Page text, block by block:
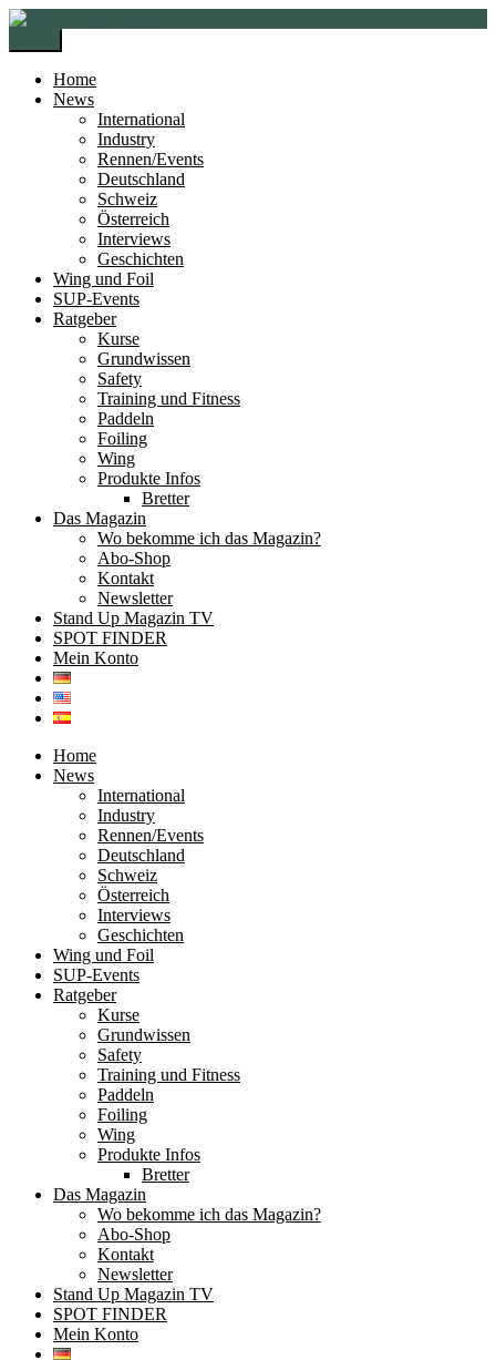
Zur
Navigation
springen
Zum
springen
Home
News
International
Industry
Rennen/Events
Deutschland
Schweiz
Österreich
Interviews
Geschichten
Wing und Foil
SUP-Events
Ratgeber
Kurse
Grundwissen
Safety
Training und Fitness
Paddeln
Foiling
Wing
Produkte Infos
Bretter
Das Magazin
Wo bekomme ich das Magazin?
Abo-Shop
Kontakt
Newsletter
Stand Up Magazin TV
SPOT FINDER
Mein Konto
Home
News
International
Industry
Rennen/Events
Deutschland
Schweiz
Österreich
Interviews
Geschichten
Wing und Foil
SUP-Events
Ratgeber
Kurse
Grundwissen
Safety
Training und Fitness
Paddeln
Foiling
Wing
Produkte Infos
Bretter
Das Magazin
Wo bekomme ich das Magazin?
Abo-Shop
Kontakt
Newsletter
Stand Up Magazin TV
SPOT FINDER
Mein Konto